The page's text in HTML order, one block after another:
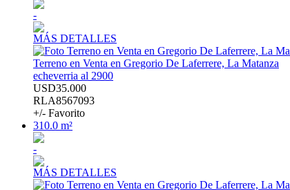
-
MÁS DETALLES
Terreno en Venta en Gregorio De Laferrere, La Matanza
echeverria al 2900
USD35.000
RLA8567093
+/- Favorito
310.0 m²
-
MÁS DETALLES